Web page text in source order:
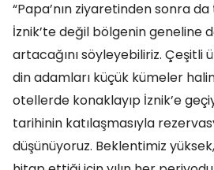
“Papa’nın ziyaretinden sonra
İznik’te değil bölgenin geneline
artacağını söyleyebiliriz. Çeşitli
din adamları küçük kümeler
otellerde konaklayıp İznik’e
tarihinin katılaşmasıyla
düşünüyoruz. Beklentimiz